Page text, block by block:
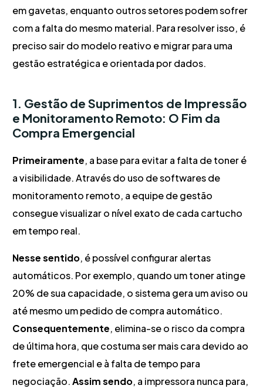
em gavetas, enquanto outros setores podem sofrer
com a falta do mesmo material. Para resolver isso, é
preciso sair do modelo reativo e migrar para uma
gestão estratégica e orientada por dados.
1. Gestão de Suprimentos de Impressão
e Monitoramento Remoto: O Fim da
Compra Emergencial
Primeiramente, a base para evitar a falta de toner é
a visibilidade. Através do uso de softwares de
monitoramento remoto, a equipe de gestão
consegue visualizar o nível exato de cada cartucho
em tempo real.
Nesse sentido, é possível configurar alertas
automáticos. Por exemplo, quando um toner atinge
20% de sua capacidade, o sistema gera um aviso ou
até mesmo um pedido de compra automático.
Consequentemente, elimina-se o risco da compra
de última hora, que costuma ser mais cara devido ao
frete emergencial e à falta de tempo para
negociação.Assim sendo, a impressora nunca para,